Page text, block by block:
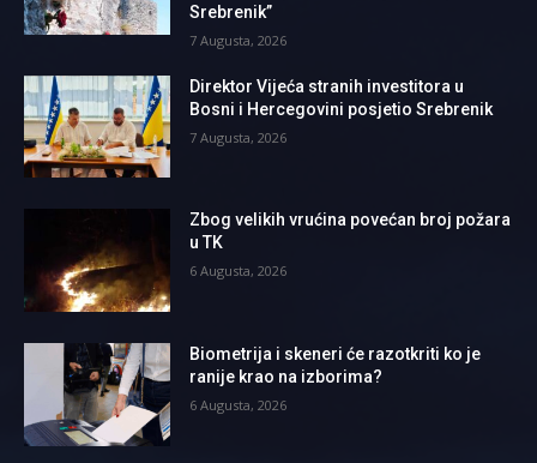
Srebrenik”
7 Augusta, 2026
Direktor Vijeća stranih investitora u
Bosni i Hercegovini posjetio Srebrenik
7 Augusta, 2026
Zbog velikih vrućina povećan broj požara
u TK
6 Augusta, 2026
Biometrija i skeneri će razotkriti ko je
ranije krao na izborima?
6 Augusta, 2026